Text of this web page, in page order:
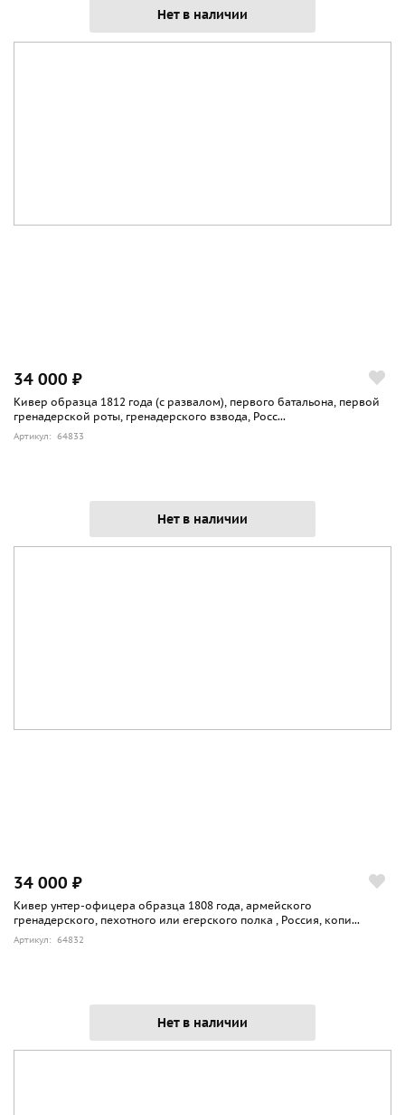
Нет в наличии
34 000 ₽
Кивер образца 1812 года (с развалом), первого батальона, первой
гренадерской роты, гренадерского взвода, Росс...
Артикул: 64833
Нет в наличии
34 000 ₽
Кивер унтер-офицера образца 1808 года, армейского
гренадерского, пехотного или егерского полка , Россия, копи...
Артикул: 64832
Нет в наличии